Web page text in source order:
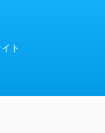
ト